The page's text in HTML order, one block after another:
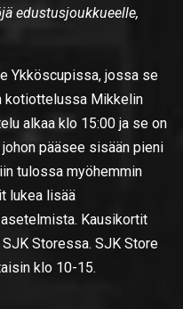
edustusjoukkueelle,
Ykköscupissa, jossa se
kotiottelussa Mikkelin
alkaa klo 15:00 ja se on
pääsee sisään pieni
tulossa myöhemmin
lukea lisää
Kausikortit
SJK Storessa. SJK Store
klo 10-15.